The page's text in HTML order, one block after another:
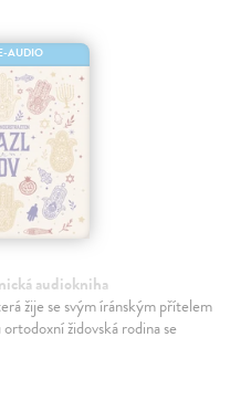
AUDIO
audiokniha
žije se svým íránským přítelem
židovská rodina se